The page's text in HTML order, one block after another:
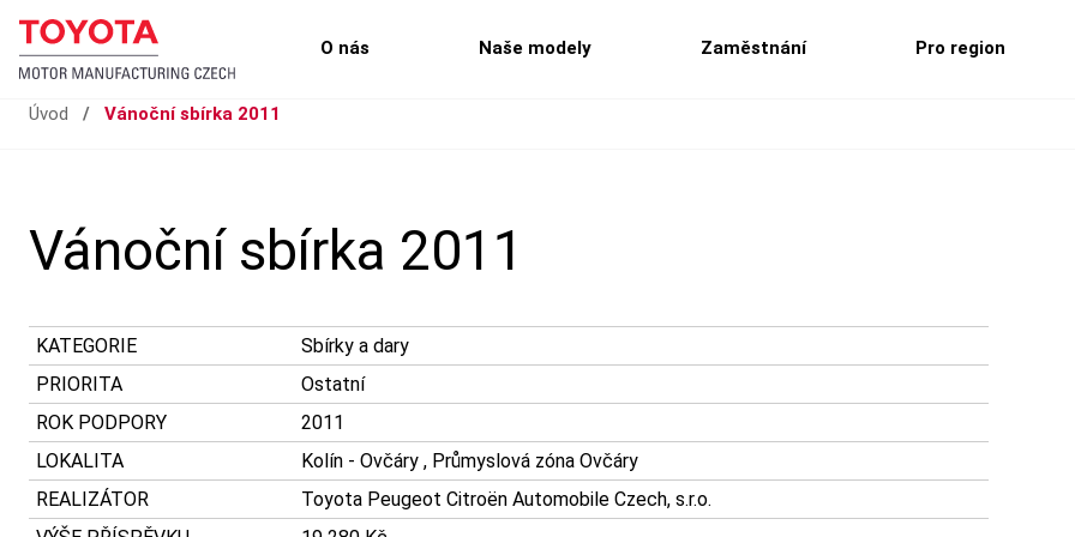
O nás Naše modely Zaměstnání Pro region
Úvod / Vánoční sbírka 2011
Vánoční sbírka 2011
KATEGORIE
Sbírky a dary
PRIORITA
Ostatní
ROK PODPORY
2011
LOKALITA
Kolín - Ovčáry , Průmyslová zóna Ovčáry
REALIZÁTOR
Toyota Peugeot Citroën Automobile Czech, s.r.o.